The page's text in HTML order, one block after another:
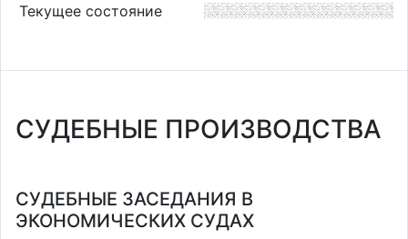
Текущее состояние
СУДЕБНЫЕ ПРОИЗВОДСТВА
СУДЕБНЫЕ ЗАСЕДАНИЯ В
ЭКОНОМИЧЕСКИХ СУДАХ